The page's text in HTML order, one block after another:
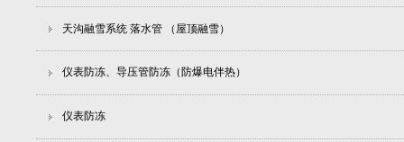
天沟融雪系统 落水管 （屋顶融雪）
仪表防冻、导压管防冻（防爆电伴热）
仪表防冻